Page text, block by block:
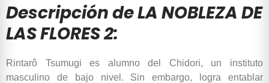
Descripción de LA NOBLEZA DE
LAS FLORES 2:
Rintarô Tsumugi es alumno del Chidori, un instituto
masculino de bajo nivel. Sin embargo, logra entablar